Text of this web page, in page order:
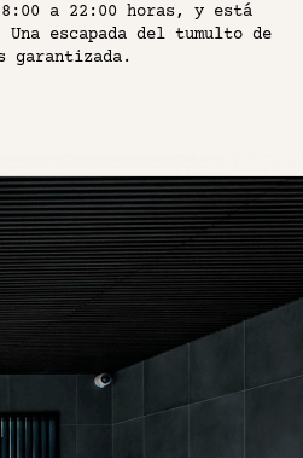
a 22:00 horas, y está
escapada del tumulto de
garantizada.